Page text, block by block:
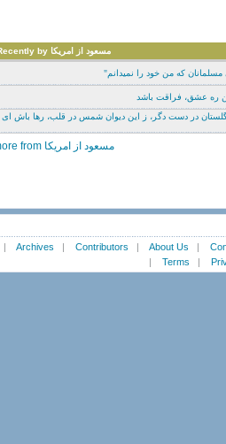
Recently by مسعود از امریکا
مسلمانان که من خود را نمیدانم"
ره عشق، فراقت باشد
در دست دگر، ز این دیوان شمس در قلب، رها باش ای
more from مسعود از امریکا
| Archives | Contributors | About Us |
| Terms |